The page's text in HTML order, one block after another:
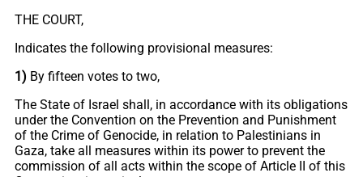
THE COURT,
Indicates the following provisional measures:
1) By fifteen votes to two,
The State of Israel shall, in accordance with its obligations
under the Convention on the Prevention and Punishment
of the Crime of Genocide, in relation to Palestinians in
Gaza, take all measures within its power to prevent the
commission of all acts within the scope of Article II of this